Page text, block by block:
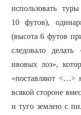
использовать
10 футов),
(высота 6 футов
следовало
ивовых лоз»,
«поставляют <…>
всякой стороне
и туго землею с